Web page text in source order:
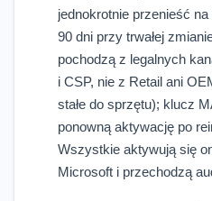
jednokrotnie przenieść
90 dni przy trwałej
pochodzą z legalnych
i CSP, nie z Retail ani
stałe do sprzętu); klucz
ponowną aktywację po
Wszystkie aktywują się
Microsoft i przechodzą